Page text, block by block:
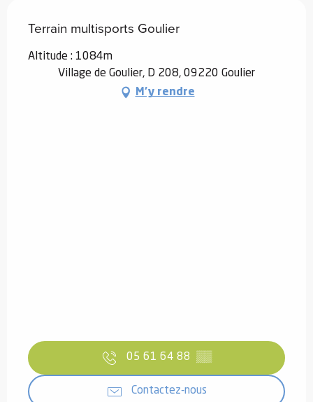
Terrain multisports Goulier
Altitude : 1084m
Village de Goulier, D 208, 09220 Goulier
M'y rendre
05 61 64 88 ▒▒
Contactez-nous